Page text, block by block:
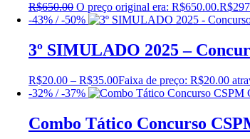
R$650.00 O preço original era: R$650.00.R$
-43% / -50%
3º SIMULADO 2025 –
R$20.00 – R$35.00Faixa de preço: R$20.00
-32% / -37%
Combo Tático Concurso